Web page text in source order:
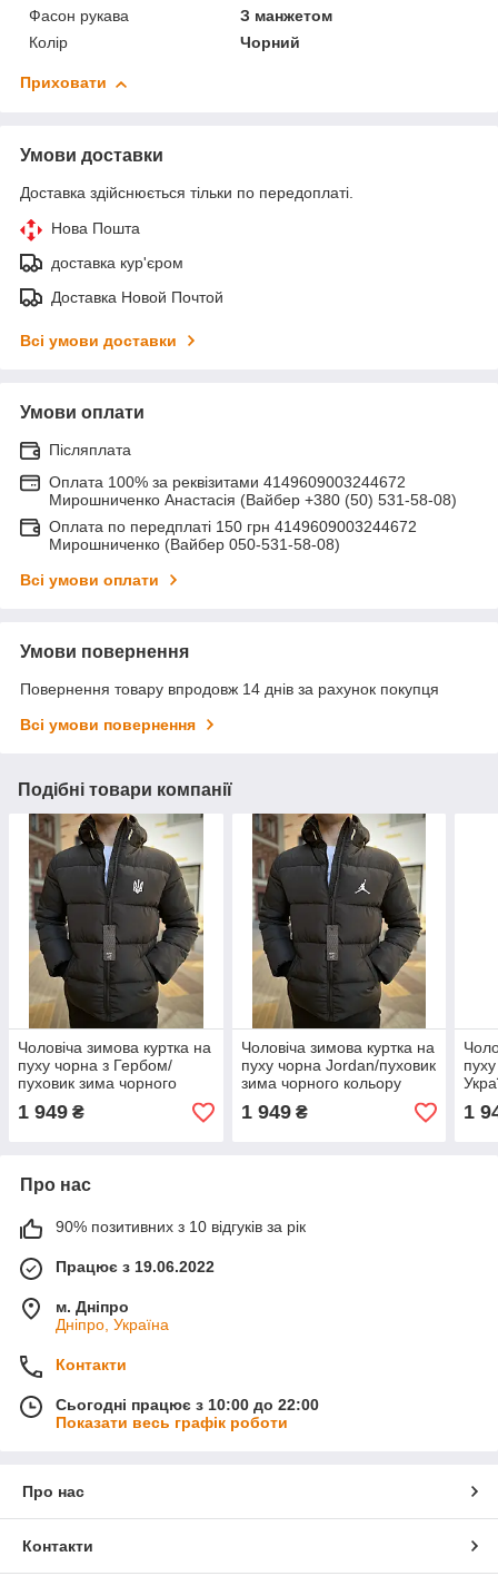
Фасон рукава
З манжетом
Колір
Чорний
Приховати
Умови доставки
Доставка здійснюється тільки по передоплаті.
Нова Пошта
доставка кур'єром
Доставка Новой Почтой
Всі умови доставки
Умови оплати
Післяплата
Оплата 100% за реквізитами 4149609003244672
Мирошниченко Анастасія (Вайбер +380 (50) 531-58-08)
Оплата по передплаті 150 грн 4149609003244672
Мирошниченко (Вайбер 050-531-58-08)
Всі умови оплати
Умови повернення
Повернення товару впродовж 14 днів за рахунок покупця
Всі умови повернення
Подібні товари компанії
Чоловіча зимова куртка на
пуху чорна з Гербом/
пуховик зима чорного
кольору/курточка тепла на
чоловіка
1 949 ₴
Чоловіча зимова куртка на
пуху чорна Jordan/пуховик
зима чорного кольору
Джордан/гарточка тепла
на чоловіка
1 949₴ 1
Про нас
90% позитивних з 10 відгуків за рік
Працює з 19.06.2022
м. Дніпро
Дніпро, Україна
Контакти
Сьогодні працює з 10:00 до 22:00
Показати весь графік роботи
Про нас
Контакти